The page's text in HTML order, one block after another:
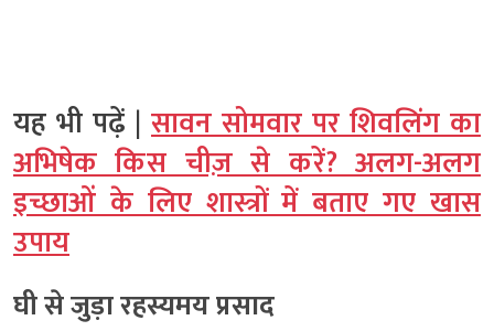
यह भी पढ़ें | सावन सोमवार पर शिवलिंग का
अभिषेक किस चीज़ से करें? अलग-अलग
इच्छाओं के लिए शास्त्रों में बताए गए खास
उपाय
घी से जुड़ा रहस्यमय प्रसाद